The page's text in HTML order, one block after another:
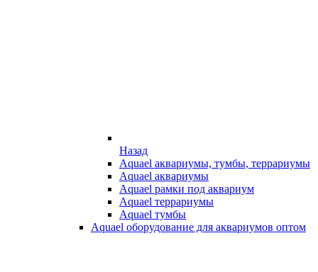
Назад
Aquael аквариумы, тумбы, террариумы
Aquael аквариумы
Aquael рамки под аквариум
Aquael террариумы
Aquael тумбы
Aquael оборудование для аквариумов оптом